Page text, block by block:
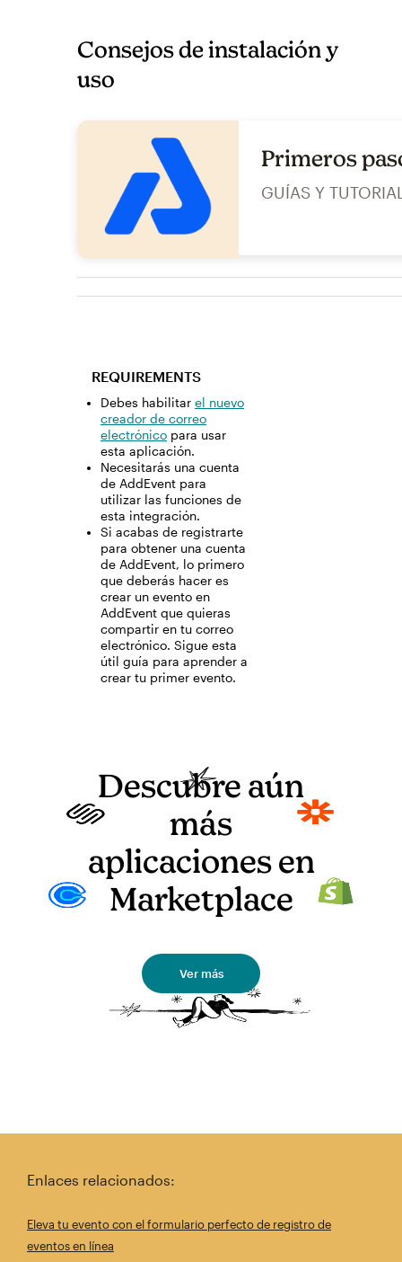
Consejos de instalación y
uso
Primeros
GUÍAS Y
REQUIREMENTS
Debes habilitar el nuevo
creador de correo
electrónico para usar
esta aplicación.
Necesitarás una cuenta
de AddEvent para
utilizar las funciones de
esta integración.
Si acabas de registrarte
para obtener una cuenta
de AddEvent, lo primero
que deberás hacer es
crear un evento en
AddEvent que quieras
compartir en tu correo
electrónico. Sigue esta
útil guía para aprender a
crear tu primer evento.
Descubre aún
más
aplicaciones en
Marketplace
Ver más
Enlaces relacionados:
Eleva tu evento con el formulario perfecto de registro de
eventos en línea